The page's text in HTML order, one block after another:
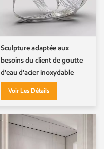
Sculpture adaptée aux
besoins du client de goutte
d'eau d'acier inoxydable
d'élément d'eau en métal
Voir Les Détails